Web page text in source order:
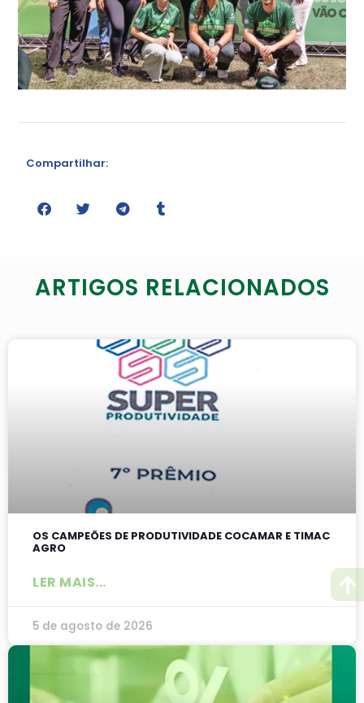
Compartilhar:
ARTIGOS RELACIONADOS
OS CAMPEÕES DE PRODUTIVIDADE COCAMAR E TIMAC
AGRO
LER MAIS...
5 de agosto de 2026